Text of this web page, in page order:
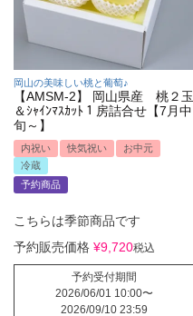
岡山の美味しい桃と葡萄♪
【AMSM-2】 岡山県産 桃２玉
＆ｼｬｲﾝﾏｽｶｯﾄ１房詰合せ【7月中
旬～】
内祝い 快気祝い
お中元
冷蔵
予約商品
こちらは季節商品です
予約販売価格 ¥9,720税込
予約受付期間
2026/06/01 10:00〜
2026/09/10 23:59